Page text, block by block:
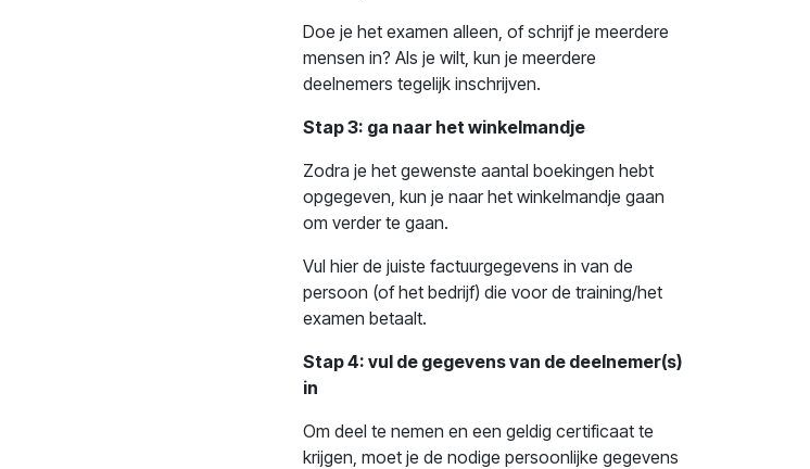
Doe je het examen alleen, of schrijf je meerdere
mensen in? Als je wilt, kun je meerdere
deelnemers tegelijk inschrijven.
Stap 3: ga naar het winkelmandje
Zodra je het gewenste aantal boekingen hebt
opgegeven, kun je naar het winkelmandje gaan
om verder te gaan.
Vul hier de juiste factuurgegevens in van de
persoon (of het bedrijf) die voor de training/het
examen betaalt.
Stap 4: vul de gegevens van de deelnemer(s)
in
Om deel te nemen en een geldig certificaat te
krijgen, moet je de nodige persoonlijke gegevens